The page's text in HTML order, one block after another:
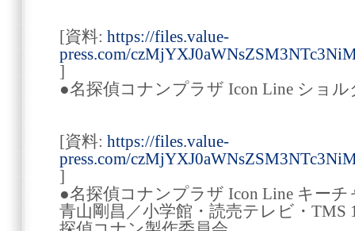
[資料: https://files.value-
press.com/
]
●名探偵コナンプラザ Icon Line ショル
[資料: https://files.value-
press.com/
]
●名探偵コナンプラザ Icon Line キーチ
青山剛昌／小学館・読売テレビ・